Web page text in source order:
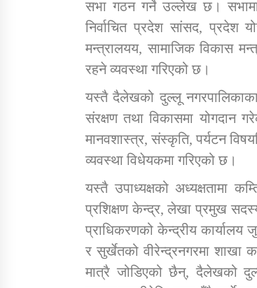
तातोपानी गाउँपालिकाको न्यायिक समिति सम्बन्धी
सन्देश
तातोपानी गाउँपालिका जुम्लाको बालविवाह सन्देश
सभा गठन गर्ने उल्लेख छ। सभामा
निर्वाचित प्रदेश सांसद, प्रदेश
मन्त्रालयय, सामाजिक विकास
रहने व्यवस्था गरिएको छ।
यस्तै दैलेखको दुल्लू
संरक्षण तथा विकासमा योगदान
मानवशास्त्र, संस्कृति, पर्यटन
व्यवस्था विधेयकमा गरिएको छ।
यस्तै उपाध्यक्षको अध्यक्षतामा
प्रशिक्षण केन्द्र, लेखा प्रमुख
प्राधिकरणको केन्द्रीय
र सुर्खेतको वीरेन्द्रनगरमा शाखा
मात्रै जोडिएको छैन्, दैलेखको